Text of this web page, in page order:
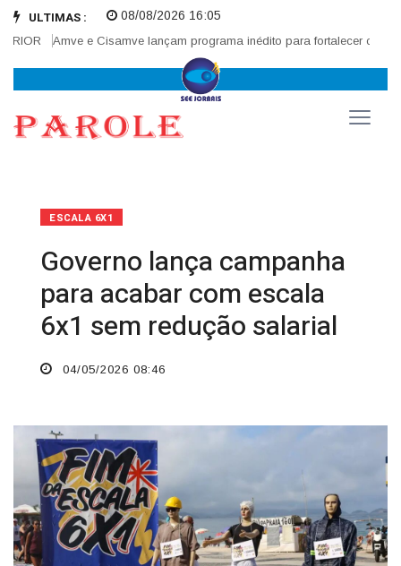
ULTIMAS :
Amve e Cisamve lançam programa inédito para fortalecer
08/08/2026 16:05
ESCALA 6X1
Governo lança campanha
para acabar com escala
6x1 sem redução salarial
04/05/2026 08:46